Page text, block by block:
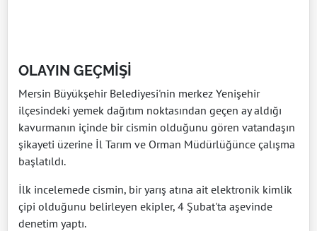
OLAYIN GEÇMİŞİ
Mersin Büyükşehir Belediyesi'nin merkez Yenişehir
ilçesindeki yemek dağıtım noktasından geçen ay aldığı
kavurmanın içinde bir cismin olduğunu gören vatandaşın
şikayeti üzerine İl Tarım ve Orman Müdürlüğünce çalışma
başlatıldı.
İlk incelemede cismin, bir yarış atına ait elektronik kimlik
çipi olduğunu belirleyen ekipler, 4 Şubat'ta aşevinde
denetim yaptı.